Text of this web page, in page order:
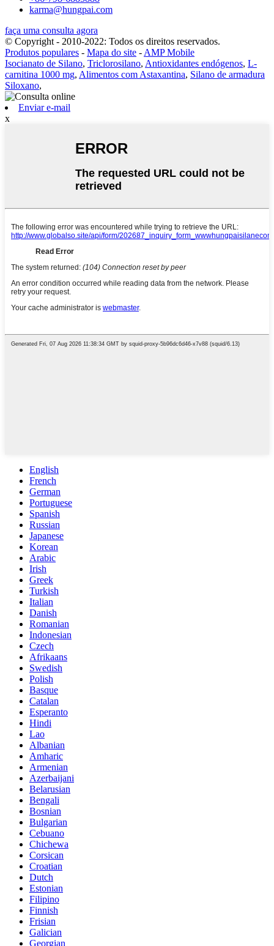
karma@hungpai.com
faça uma consulta agora
© Copyright - 2010-2022: Todos os direitos reservados.
Produtos populares - Mapa do site - AMP Mobile
Isocianato de Silano, Triclorosilano, Antioxidantes endógenos, L-
carnitina 1000 mg, Alimentos com Astaxantina, Silano de armadura
Siloxano,
Enviar e-mail
x
English
French
German
Portuguese
Spanish
Russian
Japanese
Korean
Arabic
Irish
Greek
Turkish
Italian
Danish
Romanian
Indonesian
Czech
Afrikaans
Swedish
Polish
Basque
Catalan
Esperanto
Hindi
Lao
Albanian
Amharic
Armenian
Azerbaijani
Belarusian
Bengali
Bosnian
Bulgarian
Cebuano
Chichewa
Corsican
Croatian
Dutch
Estonian
Filipino
Finnish
Frisian
Galician
Georgian